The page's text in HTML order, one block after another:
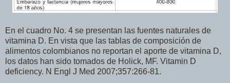
En el cuadro No. 4 se presentan las fuentes naturales de
vitamina D. En vista que las tablas de composición de
alimentos colombianos no reportan el aporte de vitamina D,
los datos han sido tomados de Holick, MF. Vitamin D
deficiency. N Engl J Med 2007;357:266-81.